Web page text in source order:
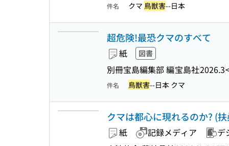
件名 クマ 鳥獣害--日本
超危険!最恐クマのすべて
紙 図書
別冊宝島編集部 編宝島社2026.3
件名 鳥獣害--日本 クマ
クマは都心に現れるのか? (
紙 記録メディア
デ